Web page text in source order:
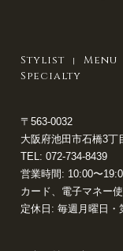
Stylist Menu
Specialty
〒563-0032
大阪府池田市石橋3丁
TEL: 072-734-8439
営業時間: 10:00〜
カード、電子マネー使
定休日: 毎週月曜日・